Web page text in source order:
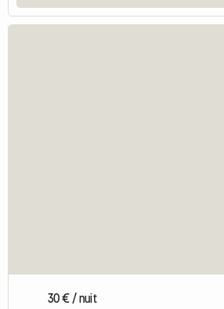
30 € / nuit